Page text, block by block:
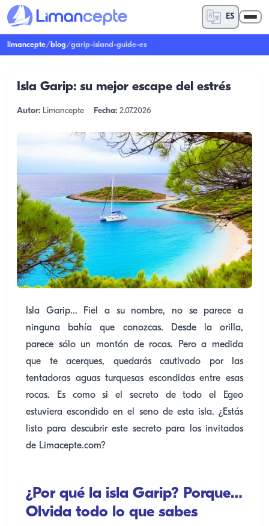
ES
limancepte/blog/garip-island-guide-es
Isla Garip: su mejor escape del estrés
Autor: Limancepte Fecha: 2.07.2026
Isla Garip... Fiel a su nombre, no se parece a
ninguna bahía que conozcas. Desde la orilla,
parece sólo un montón de rocas. Pero a medida
que te acerques, quedarás cautivado por las
tentadoras aguas turquesas escondidas entre esas
rocas. Es como si el secreto de todo el Egeo
estuviera escondido en el seno de esta isla. ¿Estás
listo para descubrir este secreto para los invitados
de Limacepte.com?
¿Por qué la isla Garip? Porque…
Olvida todo lo que sabes